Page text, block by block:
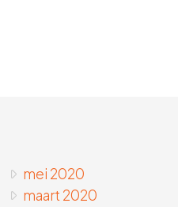
mei 2020
maart 2020